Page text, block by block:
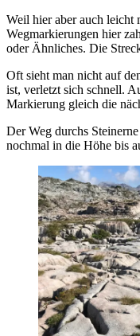
Weil hier aber auch leicht
Wegmarkierungen hier
oder Ähnliches. Die
Oft sieht man nicht auf
ist, verletzt sich schnell.
Markierung gleich die
Der Weg durchs
nochmal in die Höhe bis